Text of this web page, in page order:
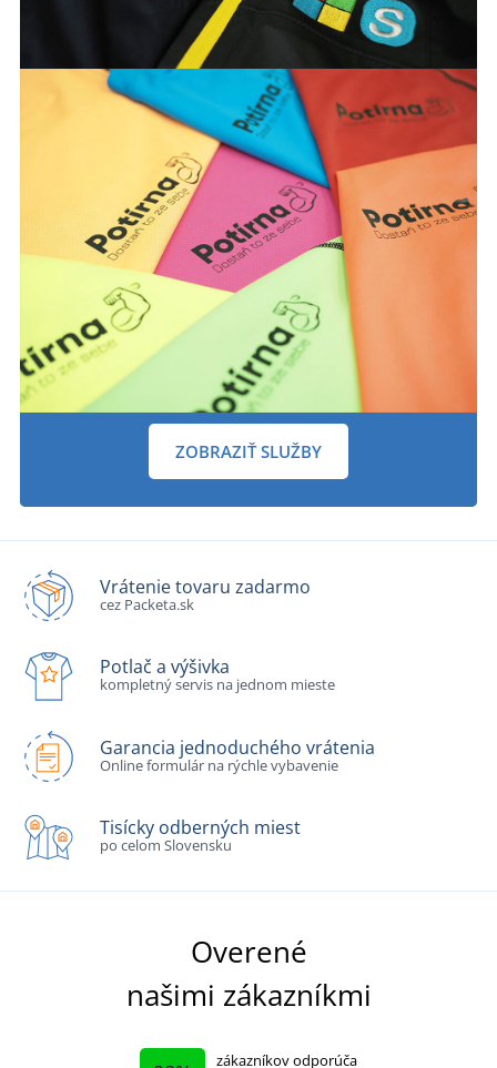
ZOBRAZIŤ SLUŽBY
Vrátenie tovaru zadarmo
cez Packeta.sk
Potlač a výšivka
kompletný servis na jednom mieste
Garancia jednoduchého vrátenia
Online formulár na rýchle vybavenie
Tisícky odberných miest
po celom Slovensku
Overené
našimi zákazníkmi
zákazníkov odporúča